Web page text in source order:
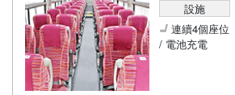
設施
連續4個座位
/ 電池充電